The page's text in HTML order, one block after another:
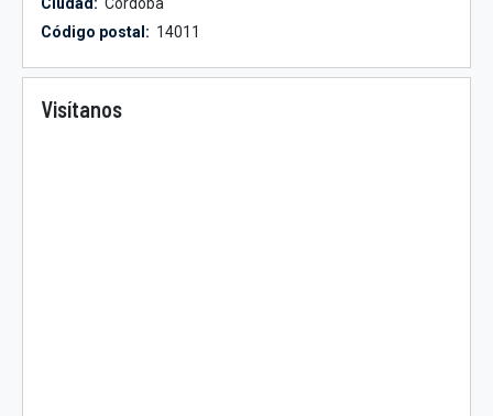
Código postal: 14011
Visítanos